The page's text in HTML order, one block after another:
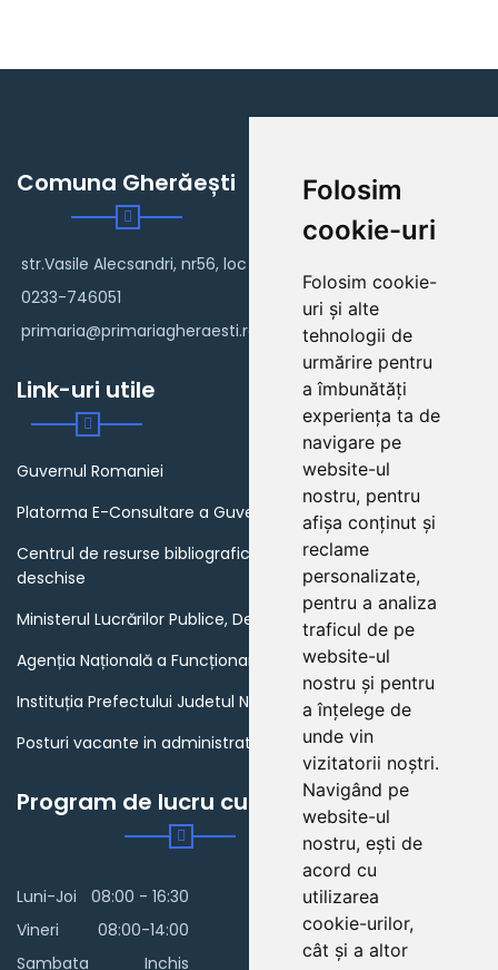
Folosim
cookie-uri
Folosim cookie-
uri și alte
tehnologii de
urmărire pentru
a îmbunătăți
experiența ta de
navigare pe
website-ul
nostru, pentru
afișa conținut și
reclame
personalizate,
pentru a analiza
traficul de pe
website-ul
nostru și pentru
a înțelege de
unde vin
vizitatorii noștri.
Navigând pe
website-ul
nostru, ești de
acord cu
utilizarea
cookie-urilor,
cât și a altor
Comuna Gherăești
str.Vasile Alecsandri, nr56, loc Gherăești
0233-746051
primaria@primariagheraesti.ro
Link-uri utile
Guvernul Romaniei
Platorma E-Consultare a Guvernului Romaniei
Centrul de resurse bibliografice in domeniul guvernarii
deschise
Ministerul Lucrărilor Publice, Dezvoltării și Administrației
Agenția Națională a Funcționarilor Publici
Instituția Prefectului Judetul Neamt
Posturi vacante in administratia publica din Romania
Program de lucru cu publicul
Luni-Joi
08:00 - 16:30
Vineri
08:00-14:00
Sambata
Inchis